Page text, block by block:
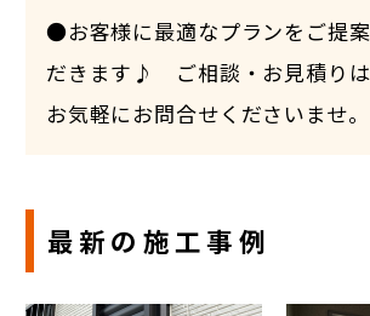
●お客様に最適なプランをご提
だきます♪ ご相談・お見積りは
お気軽にお問合せくださいませ。
最新の施工事例